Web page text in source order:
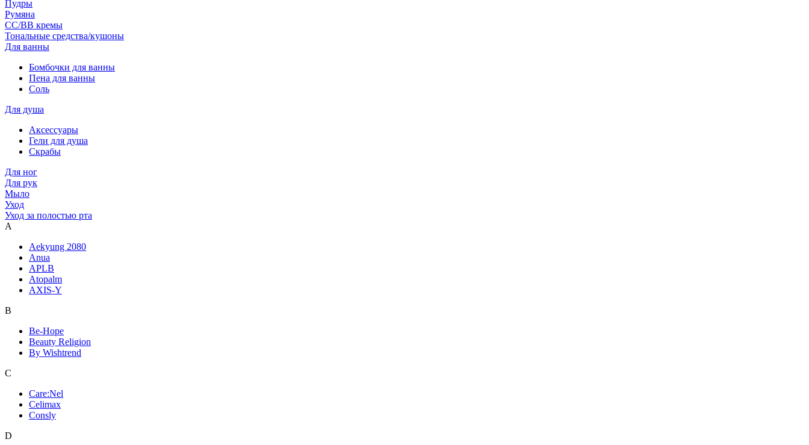
Пудры
Румяна
СС/ВВ кремы
Тональные средства/кушоны
Для ванны
Бомбочки для ванны
Пена для ванны
Соль
Для душа
Аксессуары
Гели для душа
Скрабы
Для ног
Для рук
Мыло
Уход
Уход за полостью рта
A
Aekyung 2080
Anua
APLB
Atopalm
AXIS-Y
B
Be-Hope
Beauty Religion
By Wishtrend
C
Care:Nel
Celimax
Consly
D